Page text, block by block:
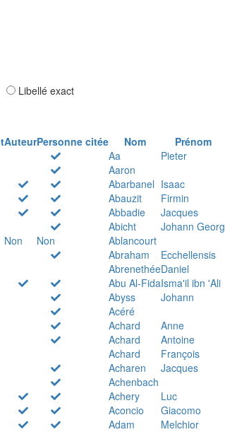
Libellé exact
AuteurPersonne citée Nom
Prénom
Aa
Pieter
Aaron
Abarbanel Isaac
Abauzit
Firmin
Abbadie
Jacques
Abicht
Johann Georg
Non Non
Ablancourt
Abraham
Ecchellensis
AbrenethéeDaniel
Abu Al-FidaIsma'il ibn 'Ali
Abyss
Johann
Acéré
Achard
Anne
Achard
Antoine
Achard
François
Acharen
Jacques
Achenbach
Achery
Luc
Aconcio
Giacomo
Adam
Melchior